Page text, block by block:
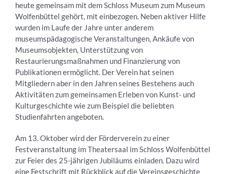
heute gemeinsam mit dem Schloss Museum zum Museum
Wolfenbüttel gehört, mit einbezogen. Neben aktiver Hilfe
wurden im Laufe der Jahre unter anderem
museumspädagogische Veranstaltungen, Ankäufe von
Museumsobjekten, Unterstützung von
Restaurierungsmaßnahmen und Finanzierung von
Publikationen ermöglicht. Der Verein hat seinen
Mitgliedern aber in den Jahren seines Bestehens auch
Aktivitäten zum gemeinsamen Erleben von Kunst- und
Kulturgeschichte wie zum Beispiel die beliebten
Studienfahrten angeboten.
Am 13. Oktober wird der Förderverein zu einer
Festveranstaltung im Theatersaal im Schloss Wolfenbüttel
zur Feier des 25-jährigen Jubiläums einladen. Dazu wird
eine Festschrift mit Rückblick auf die Vereinsgeschichte